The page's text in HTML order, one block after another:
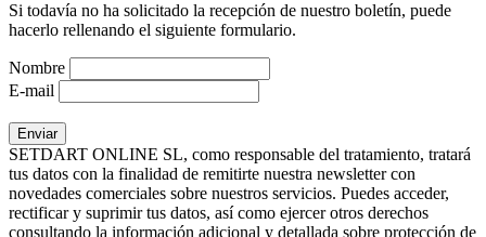
Si todavía no ha solicitado la recepción de nuestro boletín, puede
hacerlo rellenando el siguiente formulario.
Nombre
E-mail
SETDART ONLINE SL, como responsable del tratamiento, tratará
tus datos con la finalidad de remitirte nuestra newsletter con
novedades comerciales sobre nuestros servicios. Puedes acceder,
rectificar y suprimir tus datos, así como ejercer otros derechos
consultando la información adicional y detallada sobre protección de